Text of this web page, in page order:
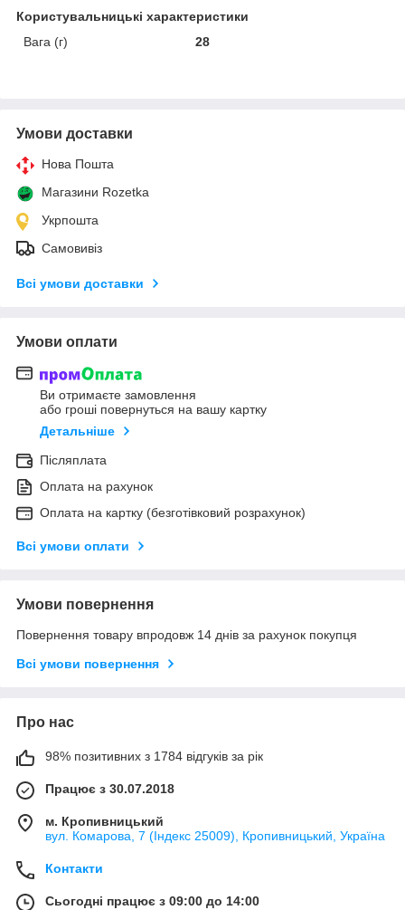
Користувальницькі характеристики
Вага (г)
28
Умови доставки
Нова Пошта
Магазини Rozetka
Укрпошта
Самовивіз
Всі умови доставки
Умови оплати
Ви отримаєте замовлення
або гроші повернуться на вашу картку
Детальніше
Післяплата
Оплата на рахунок
Оплата на картку (безготівковий розрахунок)
Всі умови оплати
Умови повернення
Повернення товару впродовж 14 днів за рахунок покупця
Всі умови повернення
Про нас
98% позитивних з 1784 відгуків за рік
Працює з 30.07.2018
м. Кропивницький
вул. Комарова, 7 (Індекс 25009), Кропивницький, Україна
Контакти
Сьогодні працює з 09:00 до 14:00